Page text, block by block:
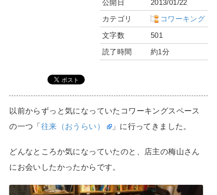
公開日
2013/01/22
カテゴリ
コワーキング
文字数
501
読了時間
約1分
以前からずっと気になっていたコワーキングスペース
の一つ「 往来（おうらい） 」に行ってきました。
どんなところか気になっていたのと、店主の梅山さん
にお会いしたかったからです。